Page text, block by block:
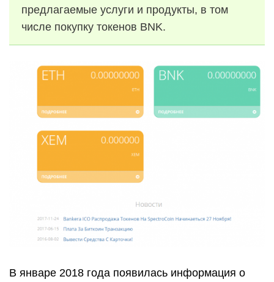
предлагаемые услуги и продукты, в том
числе покупку токенов BNK.
В январе 2018 года появилась информация о